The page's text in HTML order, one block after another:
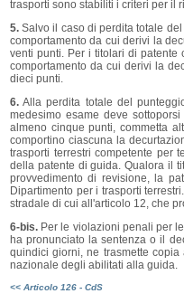
trasporti sono stabiliti i criteri per il
5.Salvo il caso di perdita totale
comportamento da cui derivi la
venti punti. Per i titolari di
comportamento da cui derivi la
dieci punti.
6. Alla perdita totale del
medesimo esame deve
almeno cinque punti, commetta
comportino ciascuna la
trasporti terrestri competente per
della patente di guida. Qualora il
provvedimento di revisione, la
Dipartimento per i trasporti
stradale di cui all'articolo 12, che
6-bis. Per le violazioni penali per
ha pronunciato la sentenza o il
quindici giorni, ne trasmette
nazionale degli abilitati alla guida.
<< Articolo 126 - CdS